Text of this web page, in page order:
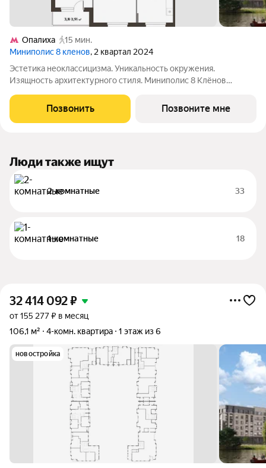
Опалиха
15 мин.
Миниполис 8 кленов, 2 квартал 2024
Эстетика неоклассицизма. Уникальность окружения.
Изящность архитектурного стиля. Миниполис 8 Клёнов
Несмотря на удаленность от многолюдных улиц и шумных
магистралей добраться до центра столицы не
Позвонить Позвоните мне
Люди также ищут
2-комнатные 33
1-комнатные 18
32 414 092₽
от 155 277 ₽ в месяц
106,1 м²
4-комн. квартира 1 этаж из 6
новостройка